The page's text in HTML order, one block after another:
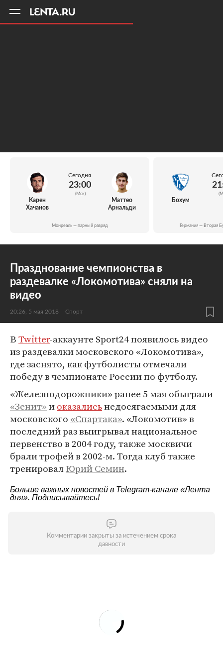
Карен
Хачанов
Сегодня
23:00
(Мск)
Маттео
Арнальди
Монреаль — парный разряд
Бохум
Германия — Вторая
Празднование чемпионства в
раздевалке «Локомотива» сняли на
видео
20:26, 5 мая 2018 Спорт
ВTwitter-аккаунте Sport24 появилось видео
из раздевалки московского «Локомотива»,
где заснято, как футболисты отмечали
победу в чемпионате России по футболу.
«Железнодорожники» ранее 5 мая обыграли
«Зенит»иоказалисьнедосягаемыми для
московского «Спартака». «Локомотив» в
последний раз выигрывал национальное
первенство в 2004 году, также москвичи
брали трофей в 2002-м. Тогда клуб также
тренировалЮрий Семин.
Больше важных новостей в Telegram-канале «Лента
дня». Подписывайтесь!
Комментарии закрыты за истечением срока
давности